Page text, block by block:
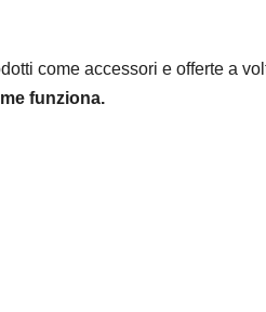
come accessori e offerte a
funziona.